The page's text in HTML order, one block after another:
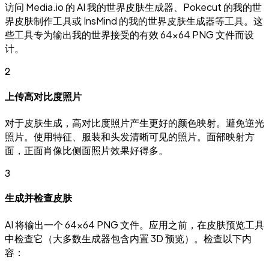
访问 Media.io 的 AI 我的世界皮肤生成器、Pokecut 的我的世
界皮肤制作工具或 InsMind 的我的世界皮肤生成器等工具。这
些工具专为输出我的世界接受的有效 64×64 PNG 文件而设
计。
2
上传高对比度照片
对于皮肤生成，高对比度照片产生更好的颜色映射。避免逆光
照片。使用特征、服装和头发清晰可见的照片。面部映射方
面，正面肖像比侧面照片效果好得多。
3
生成并检查皮肤
AI 将输出一个 64×64 PNG 文件。应用之前，在皮肤预览工具
中检查它（大多数生成器包含内置 3D 预览）。检查以下内
容：